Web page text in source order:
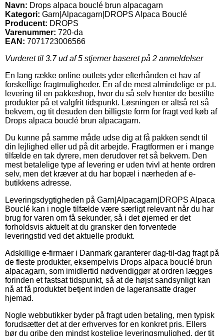
Navn: Drops alpaca bouclé brun alpacagarn
Kategori: Garn|Alpacagarn|DROPS Alpaca Bouclé
Producent: DROPS
Varenummer: 720-da
EAN: 7071723006566
Vurderet til 3.7ud af 5 stjerner baseret på 2 anmeldelser
En lang række online outlets yder efterhånden et hav af
forskellige fragtmuligheder. En af de mest almindelige er p.t.
levering til en pakkeshop, hvor du så selv henter de bestilte
produkter på et valgfrit tidspunkt. Løsningen er altså ret så
bekvem, og tit desuden den billigste form for fragt ved køb af
Drops alpaca bouclé brun alpacagarn.
Du kunne på samme måde udse dig at få pakken sendt til
din lejlighed eller ud på dit arbejde. Fragtformen er i mange
tilfælde en tak dyrere, men derudover ret så bekvem. Den
mest betalelige type af levering er uden tvivl at hente ordren
selv, men det kræver at du har bopæl i nærheden af e-
butikkens adresse.
Leveringsdygtigheden på Garn|Alpacagarn|DROPS Alpaca
Bouclé kan i nogle tilfælde være særligt relevant når du har
brug for varen om få sekunder, så i det øjemed er det
forholdsvis aktuelt at du gransker den forventede
leveringstid ved det aktuelle produkt.
Adskillige e-firmaer i Danmark garanterer dag-til-dag fragt på
de fleste produkter, eksempelvis Drops alpaca bouclé brun
alpacagarn, som imidlertid nødvendiggør at ordren lægges
forinden et fastsat tidspunkt, så at de højst sandsynligt kan
nå at få produktet betjent inden de lageransatte drager
hjemad.
Nogle webbutikker byder på fragt uden betaling, men typisk
forudsætter det at der erhverves for en konkret pris. Ellers
bør du gribe den mindst kostelige leveringsmulighed, der tit